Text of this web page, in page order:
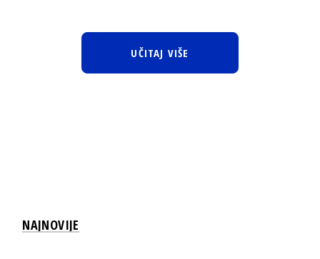
UČITAJ VIŠE
NAJNOVIJE